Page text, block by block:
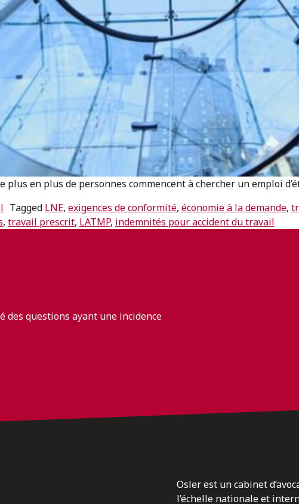
en plus de personnes commencent à chercher un emploi
Tagged LNE, exigences de conformité, économie à la demande,
, travail prescrit, LATMP, indemnités pour accident du travail
des questions ayant une incidence
Osler est un cabinet
l’échelle nationale et